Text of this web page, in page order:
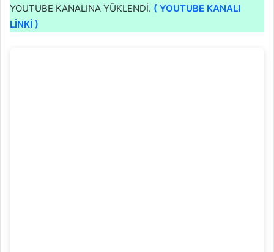
YOUTUBE KANALINA YÜKLENDI. ( YOUTUBE KANALI
LİNKİ )